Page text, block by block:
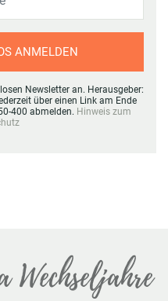
ANMELDEN
Newsletter an. Herausgeber:
über einen Link am Ende
400 abmelden. Hinweis zum
Wechseljahre